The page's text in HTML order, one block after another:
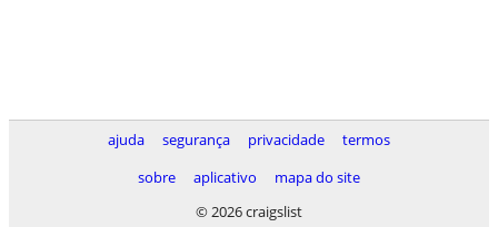
ajuda segurança privacidade
termos
sobre
aplicativo
mapa do site
© 2026 craigslist